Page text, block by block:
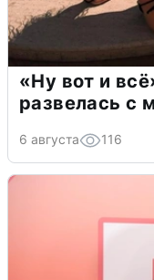
«Ну вот и
развелась с
6 августа 116